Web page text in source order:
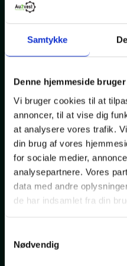
Samtykke
Denne hjemmeside
Vi bruger cookies til at
annoncer, til at vise dig
at analysere vores trafik.
din brug af vores
for sociale medier,
analysepartnere. Vores
data med andre
de har indsamlet fra din
Nødvendig
Audi e-tron
S-line quattro
El
drivmiddel
369.999,-
Kontantpris